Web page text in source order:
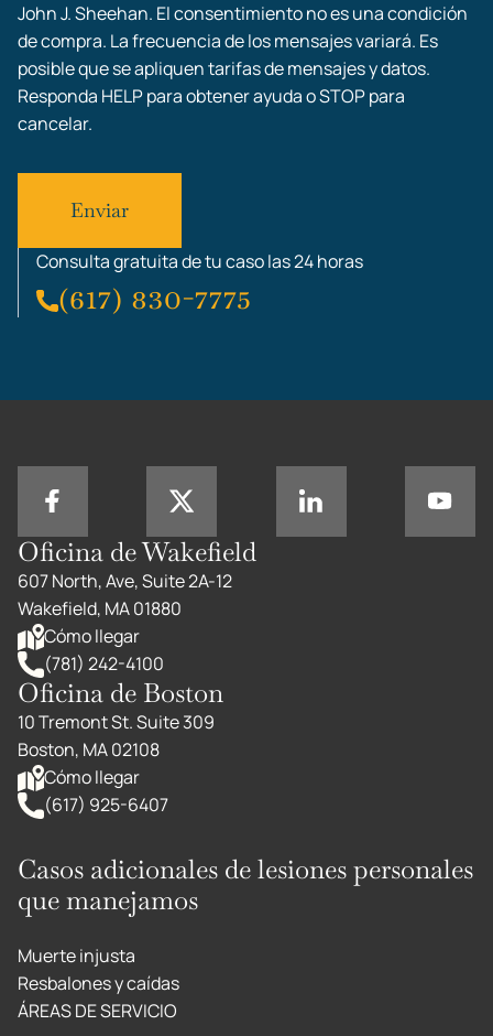
John J. Sheehan. El consentimiento no es una condición
de compra. La frecuencia de los mensajes variará. Es
posible que se apliquen tarifas de mensajes y datos.
Responda HELP para obtener ayuda o STOP para
cancelar.
Consulta gratuita de tu caso las 24 horas
(617) 830-7775
Oficina de Wakefield
607 North, Ave, Suite 2A-12
Wakefield, MA 01880
Cómo llegar
(781) 242-4100
Oficina de Boston
10 Tremont St. Suite 309
Boston, MA 02108
Cómo llegar
(617) 925-6407
Casos adicionales de lesiones personales
que manejamos
Muerte injusta
Resbalones y caídas
ÁREAS DE SERVICIO